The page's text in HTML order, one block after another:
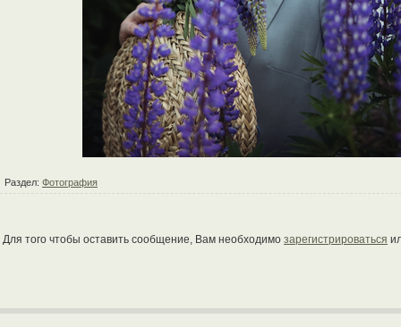
Раздел: Фотография
Для того чтобы оставить сообщение, Вам необходимо зарегистрироваться